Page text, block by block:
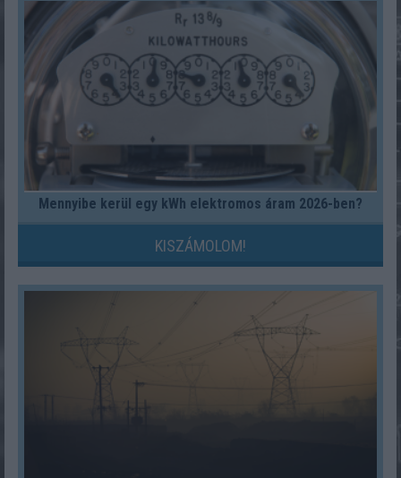
Mennyibe kerül egy kWh elektromos áram 2026-ben?
KISZÁMOLOM!